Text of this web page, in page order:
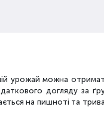
урожай можна
догляду за
на пишноті та